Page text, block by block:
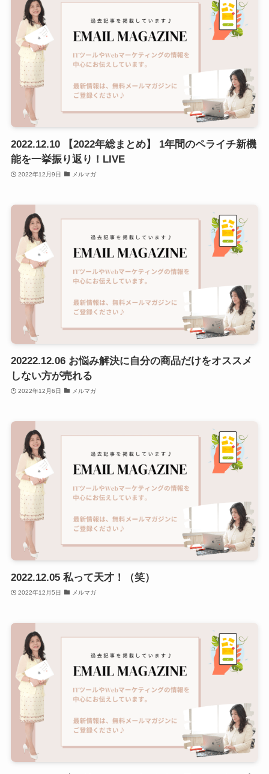
2022.12.10 【2022年総まとめ】 1年間のペライチ新機
能を一挙振り返り！LIVE
2022年12月9日 メルマガ
20222.12.06 お悩み解決に自分の商品だけをオススメ
しない方が売れる
2022年12月6日 メルマガ
2022.12.05 私って天才！（笑）
2022年12月5日 メルマガ